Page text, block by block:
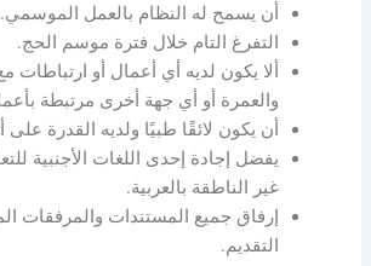
أن يسمح له النظام بالعمل الموسمي.
التفرغ التام خلال فترة موسم الحج.
ألا يكون لديه أي أعمال أو ارتباطات
والعمرة أو أي جهة أخرى مرتبطة
أن يكون لائقًا طبيًا ولديه القدرة على
يفضل إجادة إحدى اللغات الأجنبية
غير الناطقة بالعربية.
إرفاق جميع المستندات والمرفقات
التقديم.